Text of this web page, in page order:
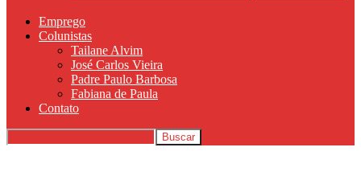
Emprego
Colunistas
Tailane Alvim
José Carlos Vieira
Padre Paulo Barbosa
Fabiana de Paula
Contato